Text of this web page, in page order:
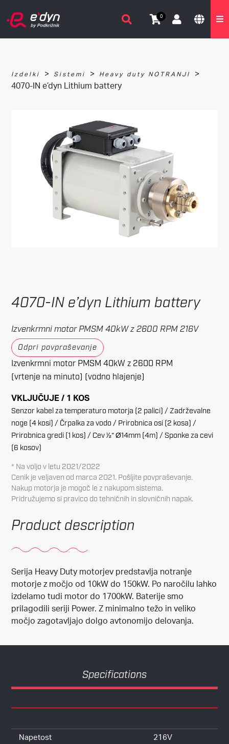
0
Izdelki > Sistemi > Heavy duty NOTRANJI
>
4070-IN e’dyn Lithium battery
4070-IN e’dyn Lithium battery
Izvenkrmni motor PMSM 40kW z 2600 RPM 216V
Odpri povpraševanje
Izvenkrmni motor PMSM 40kW z 2600 RPM
(vrtenje na minuto) (vodno hlajenje)
VKLJUČUJE / 1 KOS
Senzor kabel za temperaturo motorja (2 palici) / Zadrževalne
noge (4 kosi) / Črpalka za vodo / Prirobnica osi (2 kosa) /
Prirobnica gredi (1 kos) / Cev 1⁄2“ Ø14mm (4m) / Sponke za cevi
(6 kosov)
* Na voljo v letu 2021/2022
Cenik je veljaven od marca 2021. Pošljite povpraševanje.
Nakup motorja je mogoč le z nakupom sistema.
Pridružujemo si pravico do tehničnih in slovničnih napak.
Product description
Serija Heavy Duty motorjev predstavlja notranje
motorje z močjo od 10kW do 150kW. Po naročilu lahko
izdelamo tudi motor do 1700kW. Baterije smo
prilagodili seriji Power. Z minimalno težo in veliko
močjo zagotavljajo dolgo avtonomijo delovanja.
Specifications
Napetost
216V